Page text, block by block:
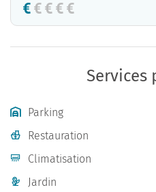
Services
Parking
Restauration
Climatisation
Jardin